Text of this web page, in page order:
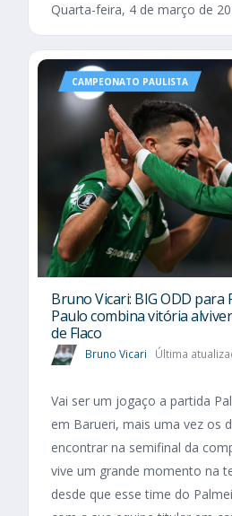
Quarta-feira, 4 de março de
CAMPEONATO PAULISTA
Bruno Vicari: BIG ODD para
Paulo combina vitória
de Flaco
Bruno Vicari Última
Vai ser um jogaço a partida
em Barueri, mais uma vez os
encontrar na semifinal da
vive um grande momento na
desde que esse time do